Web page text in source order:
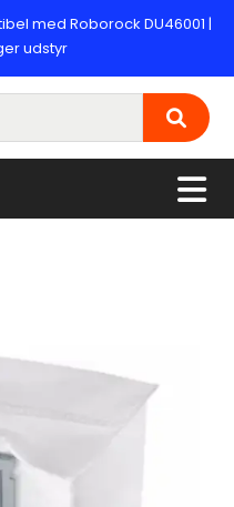
med Roborock DU46001 |
udstyr